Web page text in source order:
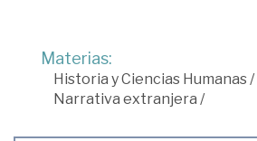
Materias:
Historia y Ciencias Humanas/
Narrativa extranjera /